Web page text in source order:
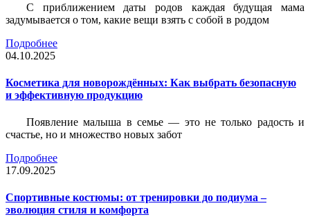
С приближением даты родов каждая будущая мама
задумывается о том, какие вещи взять с собой в роддом
Подробнее
04.10.2025
Косметика для новорождённых: Как выбрать безопасную
и эффективную продукцию
Появление малыша в семье — это не только радость и
счастье, но и множество новых забот
Подробнее
17.09.2025
Спортивные костюмы: от тренировки до подиума –
эволюция стиля и комфорта